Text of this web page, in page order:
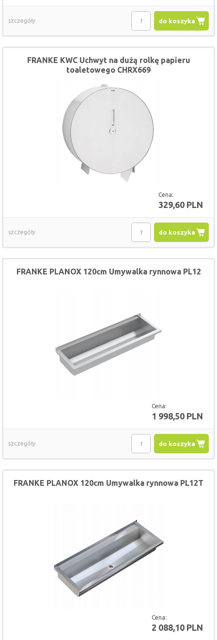
do koszyka
szczegóły
Cena:
329,60 PLN
FRANKE KWC Uchwyt na dużą rolkę papieru
toaletowego CHRX669
do koszyka
szczegóły
Cena:
1 998,50 PLN
FRANKE PLANOX 120cm Umywalka rynnowa PL12
do koszyka
szczegóły
Cena:
2 088,10 PLN
FRANKE PLANOX 120cm Umywalka rynnowa PL12T